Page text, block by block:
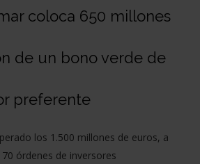
coloca 650 millones
de un bono verde de
preferente
los 1.500 millones de euros, a
órdenes de inversores